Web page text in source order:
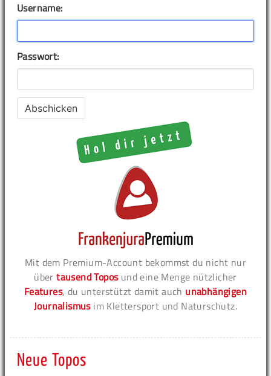
Username:
Passwort:
Mit dem Premium-Account bekommst du nicht nur
übertausend Toposund eine Menge nützlicher
Features, du unterstützt damit auch unabhängigen
Journalismusim Klettersport und Naturschutz.
Neue Topos